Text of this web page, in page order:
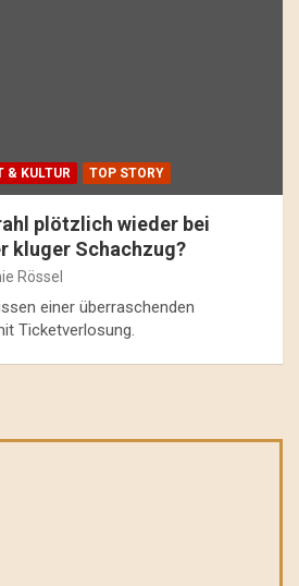
& KULTUR TOP STORY
plötzlich wieder bei
kluger Schachzug?
Rössel
einer überraschenden
Ticketverlosung.